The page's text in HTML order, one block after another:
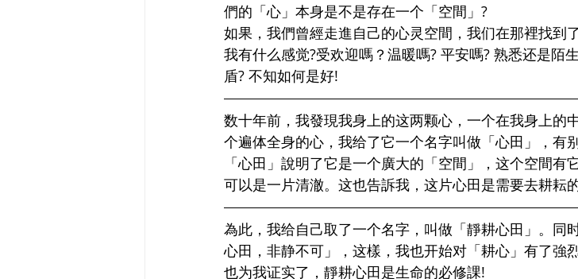
們的「心」本身是不是存在一个「空間」?
如果，我們曾經走進自己的心灵空間，我们在那裡找到
我有什么感觉?受欢迎嗎？温暖嗎? 平安嗎? 熟悉还是陌
盾? 不知如何是好!
数十年前，我發現我身上的这两颗心，一个在我身上的
个遍体全身的心，我给了它一个名字叫做「心田」，有
「心田」說明了它是一个廣大的「空間」，这个空間
可以是一片清澈。这也告訴我，这片心田是需要去耕耘
為此，我给自己取了一个名字，叫做「靜耕心田」。同
心田，非静不可」，这樣，我也开始对「耕心」有了強
也为我证实了，靜耕心田是生命的必修課!